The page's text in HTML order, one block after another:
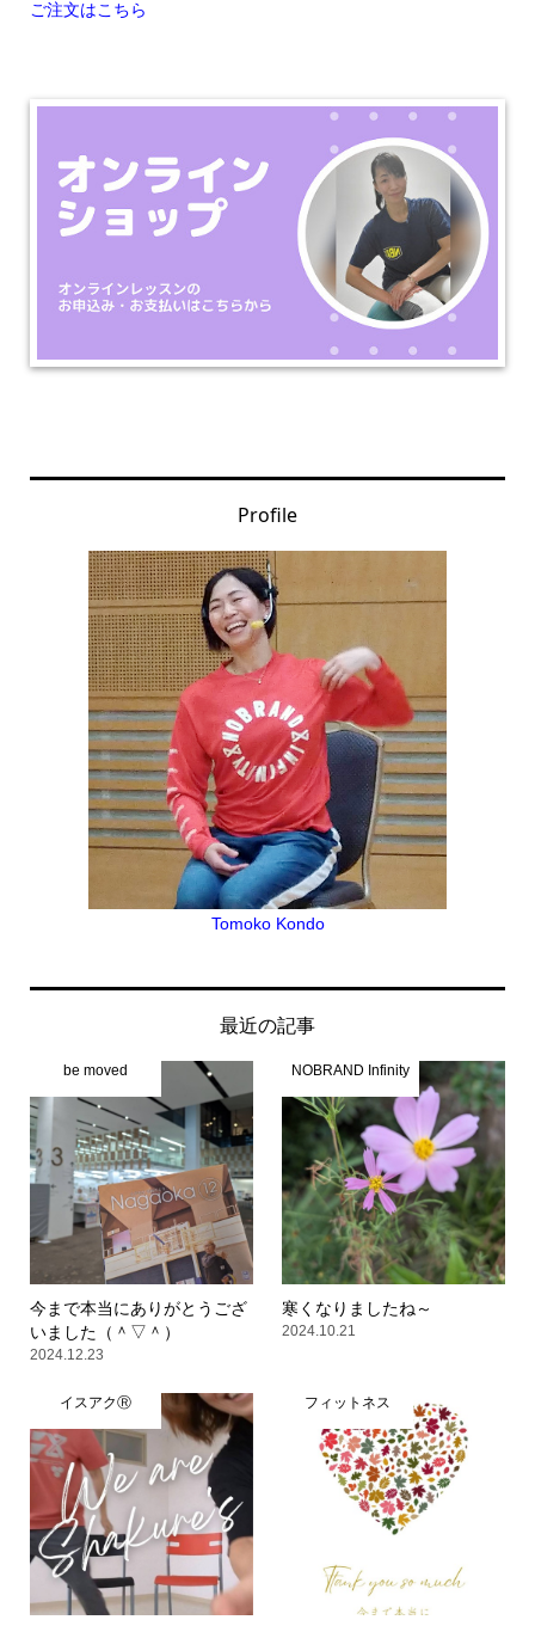
ご注文はこちら
Profile
Tomoko Kondo
最近の記事
be moved
今まで本当にありがとうござ
いました（＾▽＾）
2024.12.23
NOBRAND Infinity
寒くなりましたね～
2024.10.21
イスアクⓇ フィットネス